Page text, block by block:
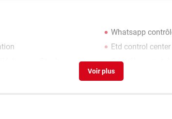
Whatsapp
Etd control center
Contrôle parental